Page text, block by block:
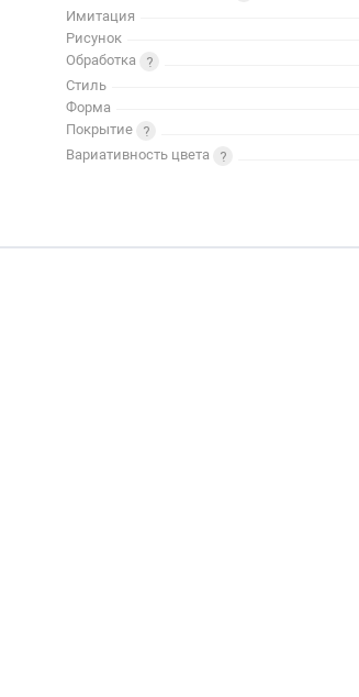
Имитация
Рисунок
Обработка
Стиль
Форма
Покрытие
Вариативность цвета